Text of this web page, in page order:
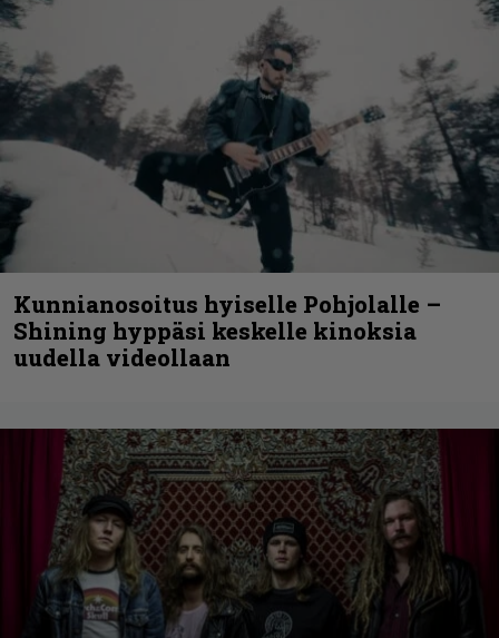
Kunnianosoitus hyiselle Pohjolalle –
Shining hyppäsi keskelle kinoksia
uudella videollaan